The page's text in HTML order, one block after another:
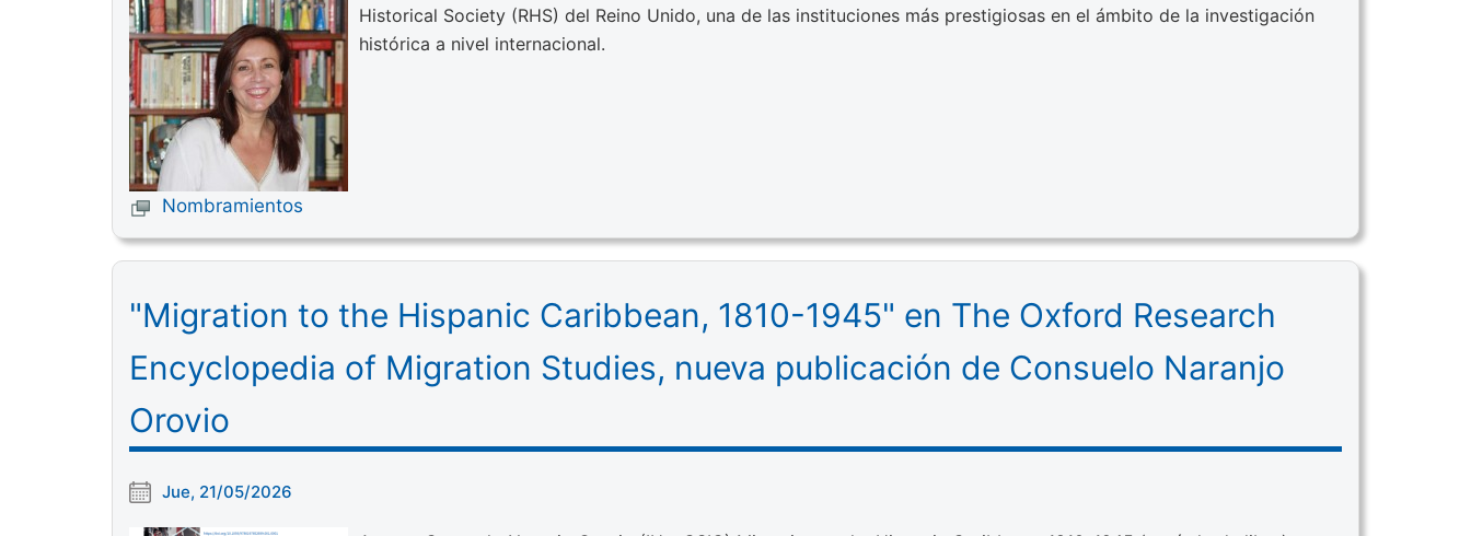
Historical Society (RHS) del Reino Unido, una de las instituciones más prestigiosas en el ámbito de la investigación
histórica a nivel internacional.
Nombramientos
"Migration to the Hispanic Caribbean, 1810-1945" en The Oxford Research
Encyclopedia of Migration Studies, nueva publicación de Consuelo Naranjo
Orovio
Jue, 21/05/2026